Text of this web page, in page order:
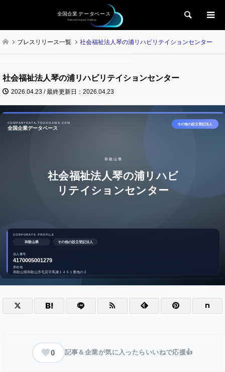
検索
プレスリリース一覧 社会福祉法人琴の浦リハビリテイションセンター
社会福祉法人琴の浦リハビリテイションセンター
2026.04.23 / 最終更新日：2026.04.23
0 記事＆企業が気に入ったらいいねで応援👍